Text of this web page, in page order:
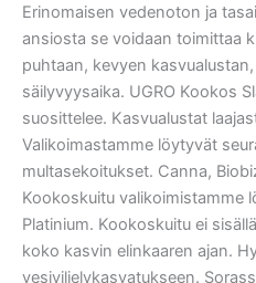
Erinomaisen vedenoton ja
ansiosta se voidaan toimittaa
puhtaan, kevyen
säilyvyysaika. UGRO Kookos
suosittelee. Kasvualustat
Valikoimastamme löytyvät
multasekoitukset. Canna,
Kookoskuitu valikoimistamme
Platinium. Kookoskuitu ei
koko kasvin elinkaaren ajan.
vesiviljelykasvatukseen.